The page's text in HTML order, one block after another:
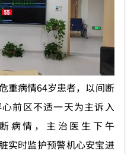
重病情64岁患者，以间断
前区不适一天为主诉入
病情，主治医生下午
实时监护预警机心安宝进